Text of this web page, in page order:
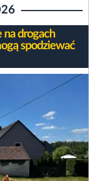
na drogach
spodziewać